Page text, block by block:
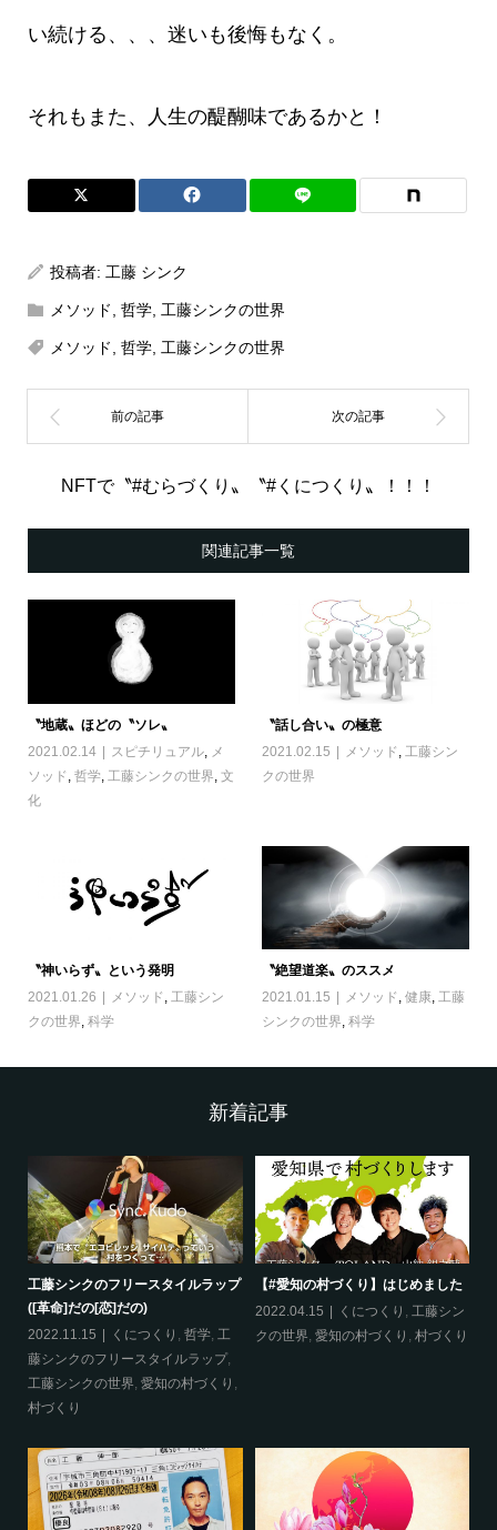
い続ける、、、迷いも後悔もなく。
それもまた、人生の醍醐味であるかと！
投稿者: 工藤 シンク
メソッド 哲学, 工藤シンクの世界
メソッド 哲学, 工藤シンクの世界
NFTで〝#むらづくり〟〝#くにつくり〟！！！
関連記事一覧
〝地蔵〟ほどの〝ソレ〟
2021.02.14
スピチリュアル,
メ
ソッド 哲学, 工藤シンクの世界 文
化
〝話し合い〟の極意
2021.02.15
メソッド
工藤シン
クの世界
〝神いらず〟という発明
2021.01.26
メソッド , 工藤シン
クの世界, 科学
〝絶望道楽〟のススメ
2021.01.15
メソッド ,健康,工藤
シンクの世界,科学
新着記事
工藤シンクのフリースタイルラップ
([革命]だの[恋]だの)
2022.11.15
くにつくり , 哲学, 工
藤シンクのフリースタイルラップ,
工藤シンクの世界, 愛知の村づくり ,
村づくり
【#愛知の村づくり】はじめました
2022.04.15
くにつくり , 工藤シン
クの世界, 愛知の村づくり , 村づくり